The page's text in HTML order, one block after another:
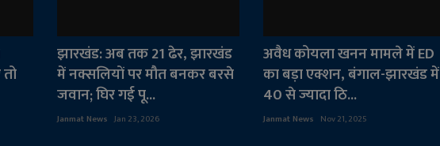
झारखंड: अब तक 21 ढेर, झारखंड
में नक्सलियों पर मौत बनकर बरसे
जवान; घिर गई पू...
Janmat News Jan 23, 2026
अवैध कोयला खनन मामले में ED
का बड़ा एक्शन, बंगाल-झारखंड में
40 से ज्यादा ठि...
Janmat News Nov 21, 2025